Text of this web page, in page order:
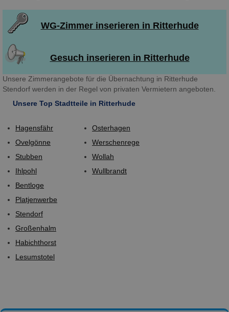
WG-Zimmer inserieren in Ritterhude
Gesuch inserieren in Ritterhude
Unsere Zimmerangebote für die Übernachtung in Ritterhude
Stendorf werden in der Regel von privaten Vermietern angeboten.
Unsere Top Stadtteile in Ritterhude
Hagensfähr
Ovelgönne
Stubben
Ihlpohl
Bentloge
Platjenwerbe
Stendorf
Großenhalm
Habichthorst
Lesumstotel
Osterhagen
Werschenrege
Wollah
Wullbrandt